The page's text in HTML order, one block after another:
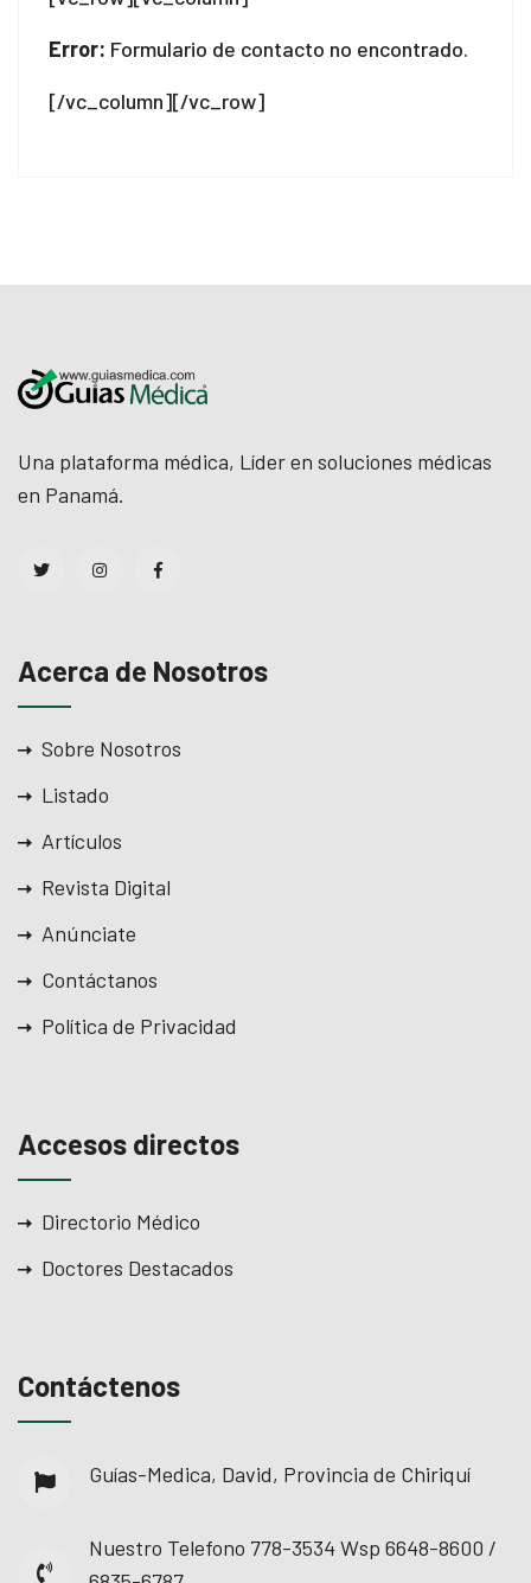
Error: Formulario de contacto no encontrado.
[/vc_column][/vc_row]
Una plataforma médica, Líder en soluciones médicas
en Panamá.
Acerca de Nosotros
Sobre Nosotros
Listado
Artículos
Revista Digital
Anúnciate
Contáctanos
Política de Privacidad
Accesos directos
Directorio Médico
Doctores Destacados
Contáctenos
Guías-Medica, David, Provincia de Chiriquí
Nuestro Telefono 778-3534 Wsp 6648-8600 /